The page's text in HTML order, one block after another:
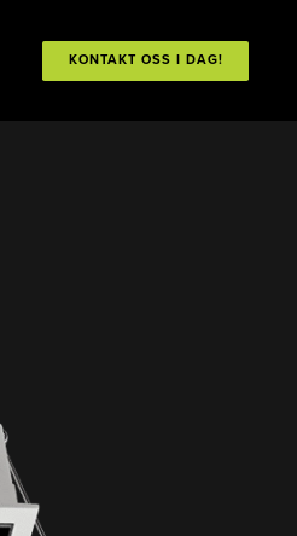
KONTAKT OSS I DAG!